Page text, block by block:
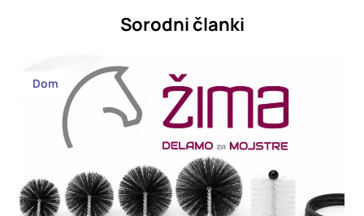
Sorodni članki
Dom